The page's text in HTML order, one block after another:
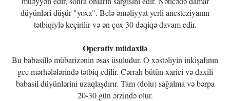
düyünləri düşür "yoxa". Belə əməliyyat yerli anesteziyanın
tətbiqiylə keçirilir və ən çox 30 dəqiqə davam edir.
Operativ müdaxilə
Bu babasillə mübarizənin əsas üsuludur. O xəstəliyin inkişafının
gec mərhələlərində tətbiq edilir. Cərrah bütün xarici və daxili
babasil düyünlərini uzaqlaşdırır. Tam (dolu) sağalma və bərpa
20-30 gün ərzində olur.